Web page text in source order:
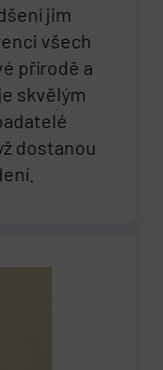
jim
všech
přírodě a
skvělým
dostanou